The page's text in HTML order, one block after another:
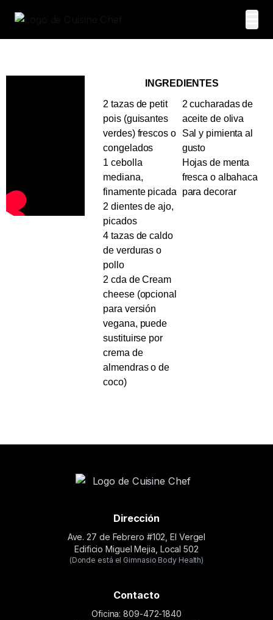
INGREDIENTES
2 tazas de petit
pois (guisantes
verdes) frescos o
congelados
1 cebolla
mediana,
finamente picada
2 dientes de ajo,
picados
4 tazas de caldo
de verduras o
pollo
2 cda de Cream
cheese (opcional
para versión
vegana, puede
sustituirse por
crema de
almendras o de
coco)
2 cucharadas de
aceite de oliva
Sal y pimienta al
gusto
Hojas de menta
fresca o albahaca
para decorar
Dirección
Ave. 27 de Febrero #102, El Vergel
Edificio Miguel Mejia, Local 502
(Donde está el Gimnasio Body Health)
Contacto
Oficina: 809-472-1840